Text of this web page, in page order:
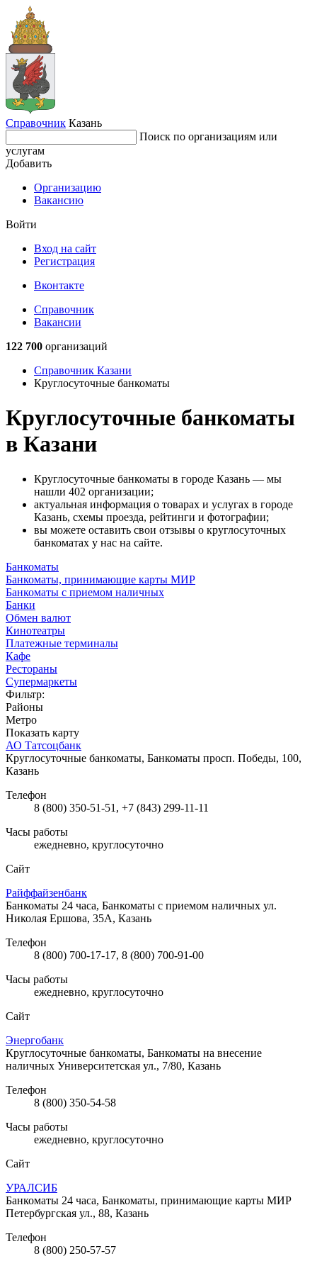
Справочник Казань
Поиск по организациям или
услугам
Добавить
Организацию
Вакансию
Войти
Вход на сайт
Регистрация
Вконтакте
Справочник
Вакансии
122 700 организаций
Справочник Казани
Круглосуточные банкоматы
Круглосуточные банкоматы
в Казани
Круглосуточные банкоматы в городе Казань — мы
нашли 402 организации;
актуальная информация о товарах и услугах в городе
Казань, схемы проезда, рейтинги и фотографии;
вы можете оставить свои отзывы о круглосуточных
банкоматах у нас на сайте.
Банкоматы
Банкоматы, принимающие карты МИР
Банкоматы с приемом наличных
Банки
Обмен валют
Кинотеатры
Платежные терминалы
Кафе
Рестораны
Супермаркеты
Фильтр:
Районы
Метро
Показать карту
АО Татсоцбанк
Круглосуточные банкоматы, Банкоматы просп. Победы, 100,
Казань
Телефон
8 (800) 350-51-51, +7 (843) 299-11-11
Часы работы
ежедневно, круглосуточно
Сайт
Райффайзенбанк
Банкоматы 24 часа, Банкоматы с приемом наличных ул.
Николая Ершова, 35А, Казань
Телефон
8 (800) 700-17-17, 8 (800) 700-91-00
Часы работы
ежедневно, круглосуточно
Сайт
Энергобанк
Круглосуточные банкоматы, Банкоматы на внесение
наличных Университетская ул., 7/80, Казань
Телефон
8 (800) 350-54-58
Часы работы
ежедневно, круглосуточно
Сайт
УРАЛСИБ
Банкоматы 24 часа, Банкоматы, принимающие карты МИР
Петербургская ул., 88, Казань
Телефон
8 (800) 250-57-57